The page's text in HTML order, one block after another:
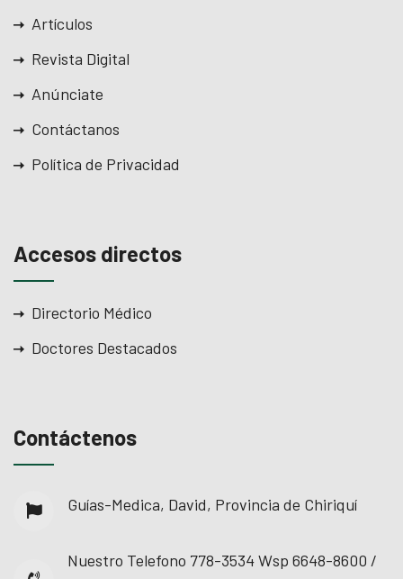
Artículos
Revista Digital
Anúnciate
Contáctanos
Política de Privacidad
Accesos directos
Directorio Médico
Doctores Destacados
Contáctenos
Guías-Medica, David, Provincia de Chiriquí
Nuestro Telefono 778-3534 Wsp 6648-8600 /